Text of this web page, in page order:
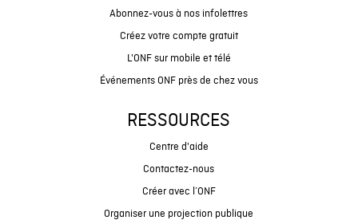
Abonnez-vous à nos infolettres
Créez votre compte gratuit
L'ONF sur mobile et télé
Événements ONF près de chez vous
RESSOURCES
Centre d'aide
Contactez-nous
Créer avec l’ONF
Organiser une projection publique